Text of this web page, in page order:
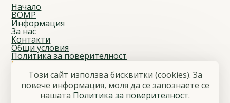
Начало
ВОМР
Информация
За нас
Контакти
Общи условия
Политика за поверителност
Контакти
Адрес
Чепеларе, ул. „Йордан Данчев“ № 1
E-mail
migprespa@gmail.com
Този сайт използва бисквитки (cookies). За
повече информация, моля да се запознаете се
нашaтa Политика за поверителност.